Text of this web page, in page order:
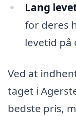
Lang
for deres
levetid på
Ved at
taget i
bedste pris,